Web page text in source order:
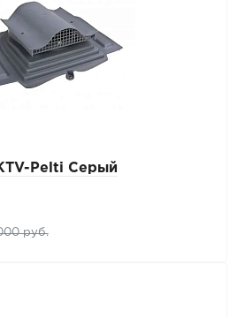
Pelti Серый
руб.